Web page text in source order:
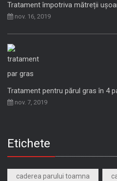
Tratament împotriva mătreții
nov. 16, 2019
Tratament pentru părul gras în 4
nov. 7, 2019
Etichete
caderea parului toamna